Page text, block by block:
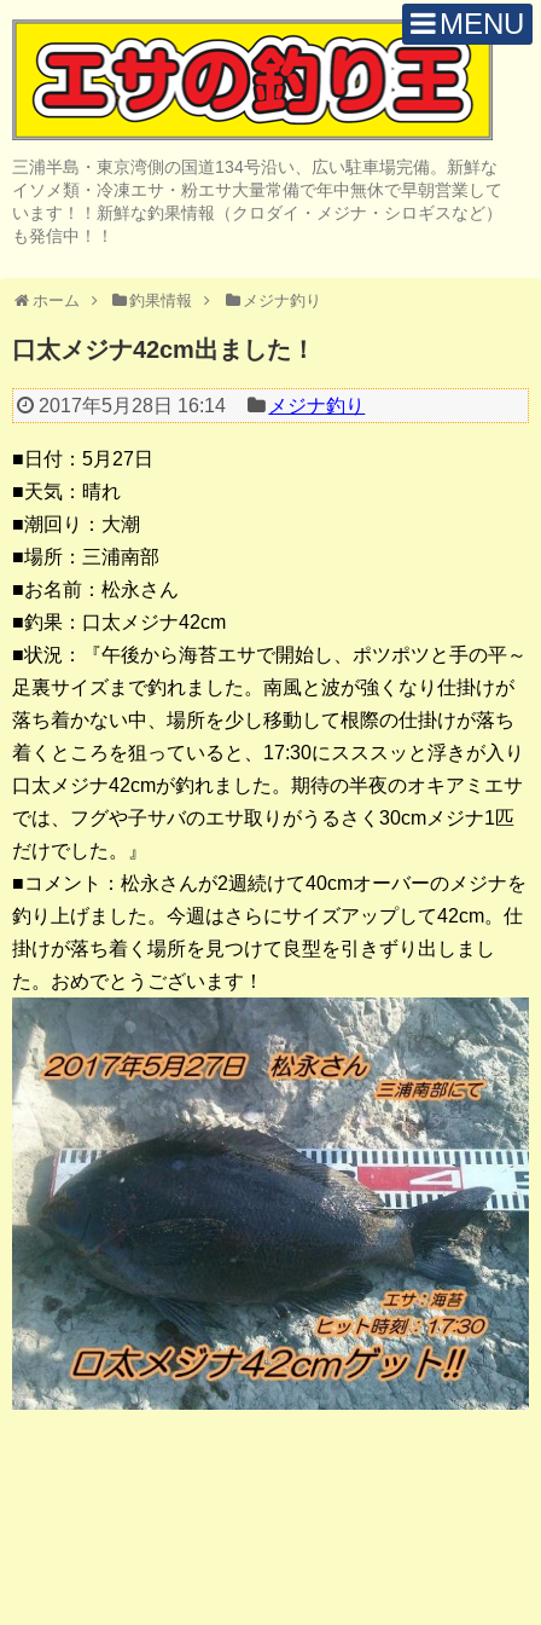
MENU
三浦半島・東京湾側の国道134号沿い、広い駐車場完備。新鮮な
イソメ類・冷凍エサ・粉エサ大量常備で年中無休で早朝営業して
います！！新鮮な釣果情報（クロダイ・メジナ・シロギスなど）
も発信中！！
ホーム 釣果情報 メジナ釣り
口太メジナ42cm出ました！
2017年5月28日 16:14 メジナ釣り
■日付：5月27日
■天気：晴れ
■潮回り：大潮
■場所：三浦南部
■お名前：松永さん
■釣果：口太メジナ42cm
■状況：『午後から海苔エサで開始し、ポツポツと手の平～
足裏サイズまで釣れました。南風と波が強くなり仕掛けが
落ち着かない中、場所を少し移動して根際の仕掛けが落ち
着くところを狙っていると、17:30にスススッと浮きが入り
口太メジナ42cmが釣れました。期待の半夜のオキアミエサ
では、フグや子サバのエサ取りがうるさく30cmメジナ1匹
だけでした。』
■コメント：松永さんが2週続けて40cmオーバーのメジナを
釣り上げました。今週はさらにサイズアップして42cm。仕
掛けが落ち着く場所を見つけて良型を引きずり出しまし
た。おめでとうございます！
H O M E
取 扱 商 品
釣 果 情 報
陸っぱりルアー
船・ボート釣り
その他の釣り
釣果ランキング
2023年 クロダイ部門
2023年 メジナ部門
歴代釣果ランキング
クロダイ部門
メジナ部門
シロギス部門
過去の釣果ランキング
ブログ・釣行記
スタッフブログ
店長釣行記
スタッフ釣行記
釣果投稿フォーム
お問い合わせ